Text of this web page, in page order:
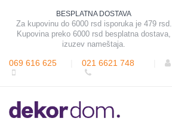
BESPLATNA DOSTAVA
Za kupovinu do 6000 rsd isporuka je 479 rsd.
Kupovina preko 6000 rsd besplatna dostava,
izuzev nameštaja.
069 616 625 021 6621 748